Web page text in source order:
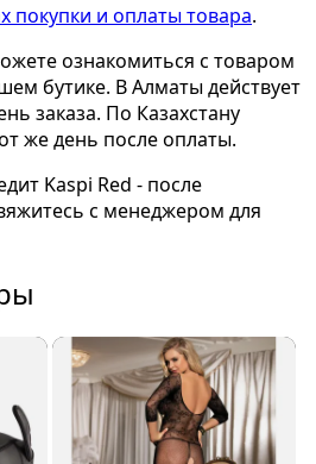
покупки и оплаты товара.
ознакомиться с товаром
бутике. В Алматы действует
заказа. По Казахстану
же день после оплаты.
Kaspi Red - после
с менеджером для